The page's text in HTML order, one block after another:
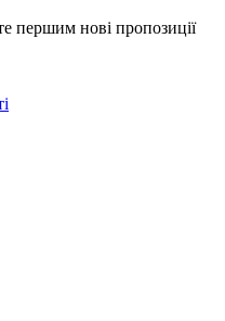
першим нові пропозиції